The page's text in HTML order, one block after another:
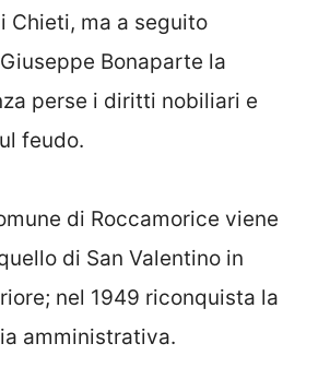
Chieti, ma a seguito
Bonaparte la
perse i diritti nobiliari e
feudo.
di Roccamorice viene
di San Valentino in
nel 1949 riconquista la
amministrativa.